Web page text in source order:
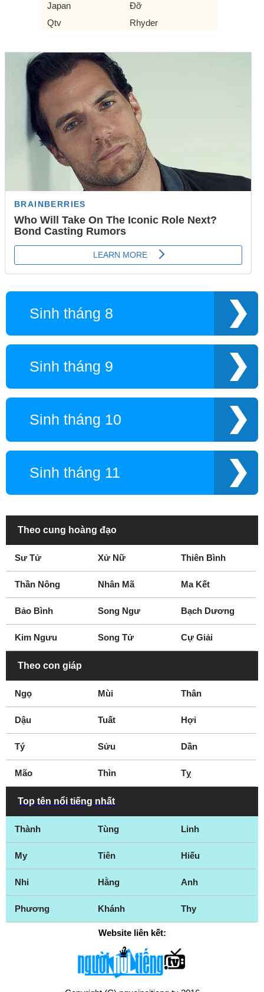
Japan
Đỡ
Qtv
Rhyder
Sinh tháng 8
Sinh tháng 9
Sinh tháng 10
Sinh tháng 11
Theo cung hoàng đạo
Sư Tử Xử Nữ Thiên Bình
Thần Nông Nhân Mã Ma Kết
Bảo Bình Song Ngư Bạch Dương
Kim Ngưu Song Tử Cự Giải
Theo con giáp
Ngọ Mùi Thân
Dậu Tuất Hợi
Tý Sửu Dần
Mão Thìn Tỵ
Top tên nổi tiếng nhất
Thành Tùng Linh
My Tiên Hiếu
Nhi Hằng Anh
Phương Khánh Thy
Website liên kết: